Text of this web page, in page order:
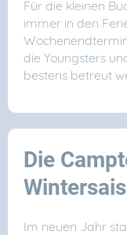
Für die kleinen
immer in den
die Youngsters
bestens betreut
Die
Im neuen Jahr